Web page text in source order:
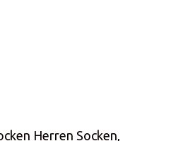
Herren Socken,